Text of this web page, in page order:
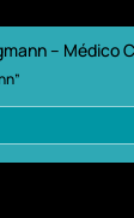
– Médico